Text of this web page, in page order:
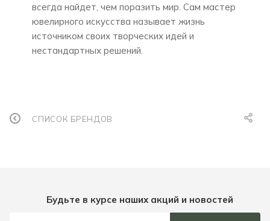
всегда найдет, чем поразить мир. Сам мастер
ювелирного искусства называет жизнь
источником своих творческих идей и
нестандартных решений.
СПИСОК БРЕНДОВ
Будьте в курсе наших акций и новостей